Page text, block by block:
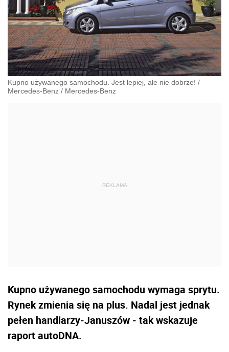
Kupno używanego samochodu. Jest lepiej, ale nie dobrze! /
Mercedes-Benz / Mercedes-Benz
Kupno używanego samochodu wymaga sprytu.
Rynek zmienia się na plus. Nadal jest jednak
pełen handlarzy-Januszów - tak wskazuje
raport autoDNA.